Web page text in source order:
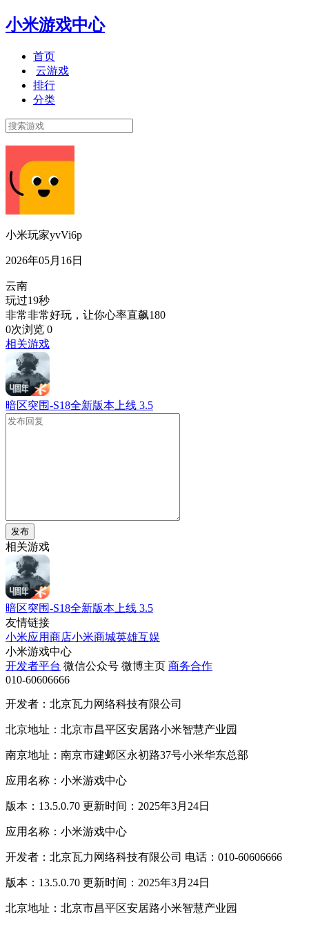
小米游戏中心
首页
云游戏
排行
分类
小米玩家yvVi6p
2026年05月16日
云南
玩过19秒
非常非常好玩，让你心率直飙180
0次浏览 0
相关游戏
暗区突围-S18全新版本上线 3.5
发布
相关游戏
暗区突围-S18全新版本上线 3.5
友情链接
小米应用商店小米商城英雄互娱
小米游戏中心
开发者平台 微信公众号 微博主页 商务合作
010-60606666
开发者：北京瓦力网络科技有限公司
北京地址：北京市昌平区安居路小米智慧产业园
南京地址：南京市建邺区永初路37号小米华东总部
应用名称：小米游戏中心
版本：13.5.0.70 更新时间：2025年3月24日
应用名称：小米游戏中心
开发者：北京瓦力网络科技有限公司 电话：010-60606666
版本：13.5.0.70 更新时间：2025年3月24日
北京地址：北京市昌平区安居路小米智慧产业园